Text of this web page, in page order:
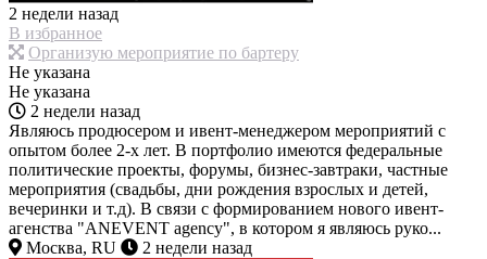
2 недели назад
В избранное
Организую мероприятие по бартеру
Не указана
Не указана
2 недели назад
Являюсь продюсером и ивент-менеджером мероприятий с
опытом более 2-х лет. В портфолио имеются федеральные
политические проекты, форумы, бизнес-завтраки, частные
мероприятия (свадьбы, дни рождения взрослых и детей,
вечеринки и т.д). В связи с формированием нового ивент-
агенства "ANEVENT agency", в котором я являюсь руко...
Москва, RU
2 недели назад